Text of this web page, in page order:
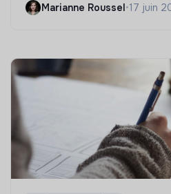
Marianne Roussel•17 juin